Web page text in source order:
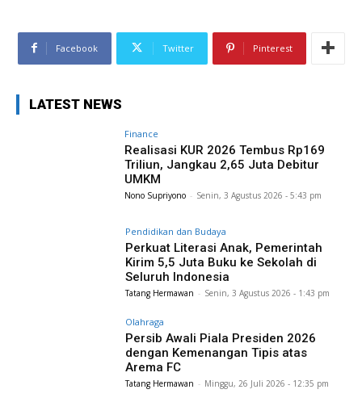
Facebook Twitter Pinterest
LATEST NEWS
Finance
Realisasi KUR 2026 Tembus Rp169
Triliun, Jangkau 2,65 Juta Debitur
UMKM
Nono Supriyono - Senin, 3 Agustus 2026 - 5:43 pm
Pendidikan dan Budaya
Perkuat Literasi Anak, Pemerintah
Kirim 5,5 Juta Buku ke Sekolah di
Seluruh Indonesia
Tatang Hermawan - Senin, 3 Agustus 2026 - 1:43 pm
Olahraga
Persib Awali Piala Presiden 2026
dengan Kemenangan Tipis atas
Arema FC
Tatang Hermawan - Minggu, 26 Juli 2026 - 12:35 pm